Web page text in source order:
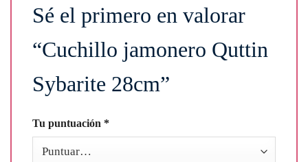
Sé el primero en valorar
“Cuchillo jamonero Quttin
Sybarite 28cm”
Tu puntuación *